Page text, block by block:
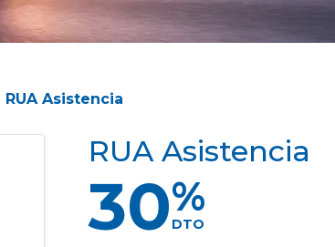
RUA Asistencia
RUA Asistencia
30%
DTO